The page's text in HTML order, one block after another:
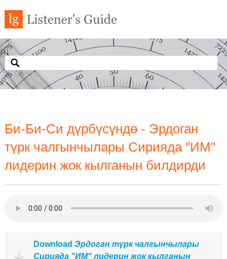
Би-Би-Си дүрбүсүндө - Эрдоган
түрк чалгынчылары Сирияда "ИМ"
лидерин жок кылганын билдирди
Download Эрдоган түрк чалгынчылары
Сирияда "ИМ" лидерин жок кылганын